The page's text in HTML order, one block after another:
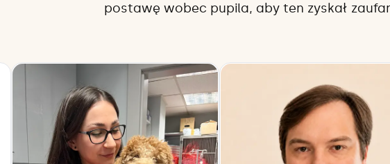
postawę wobec pupila, aby ten zyskał